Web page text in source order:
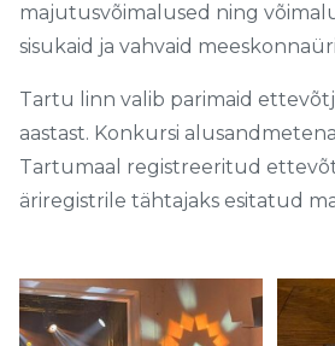
majutusvõimalused ning
sisukaid ja vahvaid
Tartu linn valib parimaid
aastast. Konkursi
Tartumaal registreeritud
äriregistrile tähtajaks esitatud